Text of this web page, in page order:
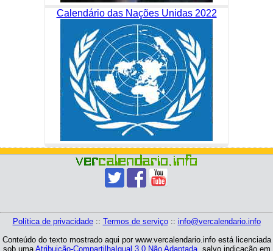
Calendário das Nações Unidas 2022
Política de privacidade:: Termos de serviço:: info@vercalendario.info
Conteúdo do texto mostrado aqui por www.vercalendario.info está licenciada
sob uma Atribuição-CompartilhaIgual 3.0 Não Adaptada, salvo indicação em